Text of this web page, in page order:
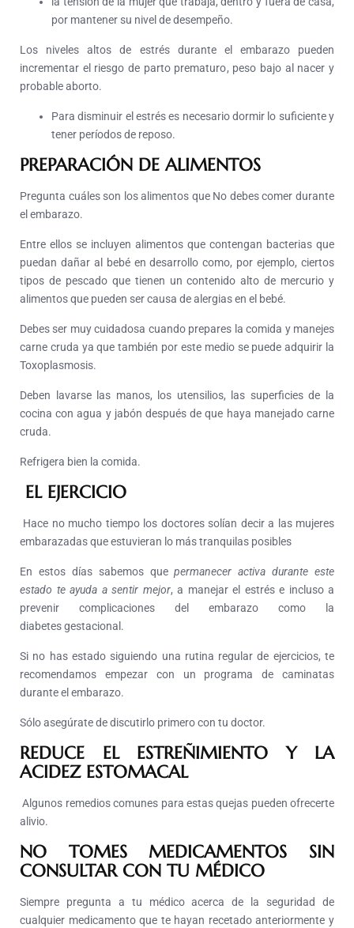
por mantener su nivel de desempeño.
Los niveles altos de estrés durante el embarazo pueden
incrementar el riesgo de parto prematuro, peso bajo al nacer y
probable aborto.
Para disminuir el estrés es necesario dormir lo suficiente y
tener períodos de reposo.
PREPARACIÓN DE ALIMENTOS
Pregunta cuáles son los alimentos que No debes comer durante
el embarazo.
Entre ellos se incluyen alimentos que contengan bacterias que
puedan dañar al bebé en desarrollo como, por ejemplo, ciertos
tipos de pescado que tienen un contenido alto de mercurio y
alimentos que pueden ser causa de alergias en el bebé.
Debes ser muy cuidadosa cuando prepares la comida y manejes
carne cruda ya que también por este medio se puede adquirir la
Toxoplasmosis.
Deben lavarse las manos, los utensilios, las superficies de la
cocina con agua y jabón después de que haya manejado carne
cruda.
Refrigera bien la comida.
EL EJERCICIO
Hace no mucho tiempo los doctores solían decir a las mujeres
embarazadas que estuvieran lo más tranquilas posibles
En estos días sabemos quepermanecer activa durante este
estado te ayuda a sentir mejor, a manejar el estrés e incluso a
prevenir complicaciones del embarazo como la
diabetes gestacional.
Si no has estado siguiendo una rutina regular de ejercicios, te
recomendamos empezar con un programa de caminatas
durante el embarazo.
Sólo asegúrate de discutirlo primero con tu doctor.
REDUCE EL ESTREÑIMIENTO Y LA
ACIDEZ ESTOMACAL
Algunos remedios comunes para estas quejas pueden ofrecerte
alivio.
NO TOMES MEDICAMENTOS SIN
CONSULTAR CON TU MÉDICO
Siempre pregunta a tu médico acerca de la seguridad de
cualquier medicamento que te hayan recetado anteriormente y